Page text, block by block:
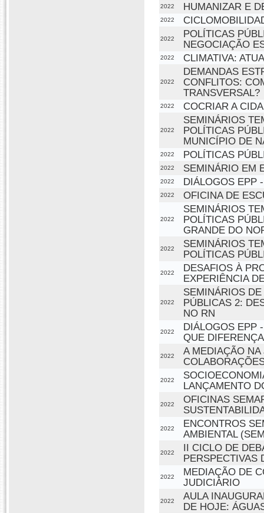
2022 HUMANIZAR E
2022
2022
POLÍTICAS
NEGOCIAÇÃO
2022 CLIMATIVA:
2022
DEMANDAS
CONFLITOS:
TRANSVERSAL?
2022 COCRIAR A
2022
SEMINÁRIOS
POLÍTICAS
MUNICÍPIO DE
2022 POLÍTICAS
2022 SEMINÁRIO EM
2022 DIÁLOGOS EPP
2022 OFICINA DE
2022
SEMINÁRIOS
POLÍTICAS
GRANDE DO
2022
SEMINÁRIOS
POLÍTICAS
2022
DESAFIOS À
EXPERIÊNCIA
2022
SEMINÁRIOS
PÚBLICAS 2:
NO RN
2022
DIÁLOGOS EPP
QUE
2022
A MEDIAÇÃO
2022
LANÇAMENTO
2022
OFICINAS
2022
ENCONTROS
AMBIENTAL
2022
II CICLO DE
PERSPECTIVAS
2022
MEDIAÇÃO DE
JUDICIÁRIO
2022
AULA
DE HOJE: